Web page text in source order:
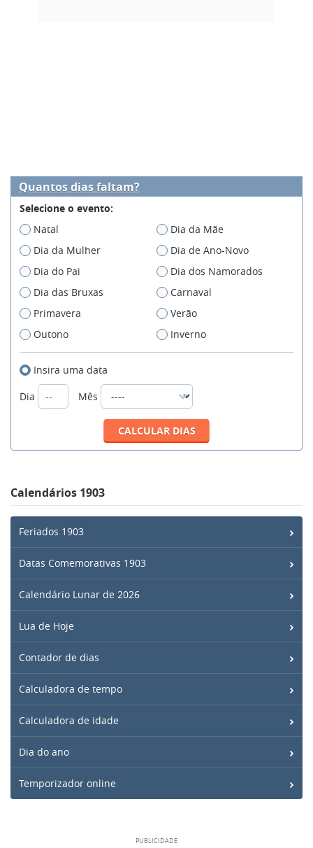
Quantos dias faltam?
Selecione o evento:
Natal
Dia da Mãe
Dia da Mulher
Dia de Ano-Novo
Dia do Pai
Dia dos Namorados
Dia das Bruxas
Carnaval
Primavera
Verão
Outono
Inverno
Insira uma data
Dia
Mês
Calendários 1903
Feriados 1903
Datas Comemorativas 1903
Calendário Lunar de 2026
Lua de Hoje
Contador de dias
Calculadora de tempo
Calculadora de idade
Dia do ano
Temporizador online